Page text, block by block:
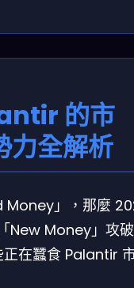
的市
力全解析
Money」，那麼
New Money」攻
在蠶食 Palantir